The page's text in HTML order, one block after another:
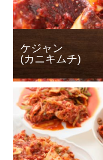
ケジャン
(カニキムチ)